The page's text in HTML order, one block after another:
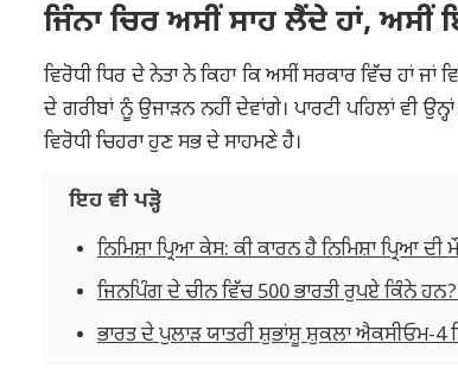
ਜਿੰਨਾ ਚਿਰ ਅਸੀਂ ਸਾਹ ਲੈਂਦੇ ਹਾਂ, ਅਸੀਂ
ਵਿਰੋਧੀ ਧਿਰ ਦੇ ਨੇਤਾ ਨੇ ਕਿਹਾ ਕਿ ਅਸੀਂ ਸਰਕਾਰ ਵਿੱਚ ਹਾਂ
ਦੇ ਗਰੀਬਾਂ ਨੂੰ ਉਜਾੜਨ ਨਹੀਂ ਦੇਵਾਂਗੇ। ਪਾਰਟੀ ਪਹਿਲਾਂ ਵੀ
ਵਿਰੋਧੀ ਚਿਹਰਾ ਹੁਣ ਸਭ ਦੇ ਸਾਹਮਣੇ ਹੈ।
ਇਹ ਵੀ ਪੜ੍ਹੋ
ਨਿਮਿਸ਼ਾ ਪ੍ਰਿਆ ਕੇਸ: ਕੀ ਕਾਰਨ ਹੈ ਨਿਮਿਸ਼ਾ ਪ੍ਰਿਆ
ਜਿਨਪਿੰਗ ਦੇ ਚੀਨ ਵਿੱਚ 500 ਭਾਰਤੀ ਰੁਪਏ ਕਿੰਨੇ
ਭਾਰਤ ਦੇ ਪੁਲਾੜ ਯਾਤਰੀ ਸ਼ੁਭਾਂਸ਼ੂ ਸ਼ੁਕਲਾ ਐਕਸੀਓਮ-4